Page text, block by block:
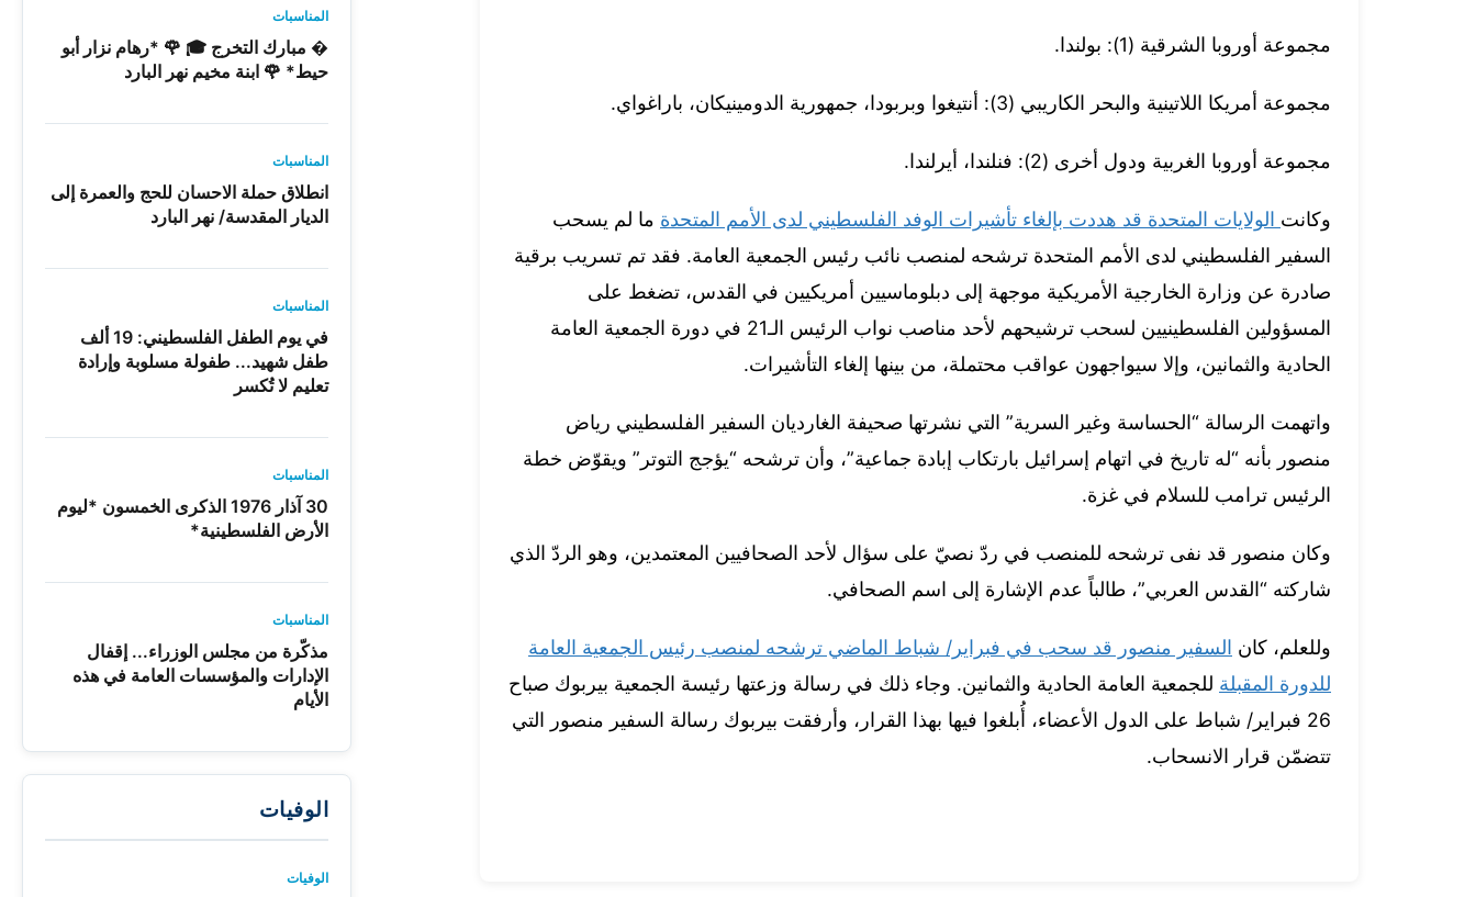
مجموعة أوروبا الشرقية (1): بولندا.
مجموعة أمريكا اللاتينية والبحر الكاريبي (3): أنتيغوا وبربودا، جمهورية الدومينيكان، باراغواي.
مجموعة أوروبا الغربية ودول أخرى (2): فنلندا، أيرلندا.
وكانت الولايات المتحدة قد هددت بإلغاء تأشيرات الوفد الفلسطيني لدى الأمم المتحدة ما لم يسحب
السفير الفلسطيني لدى الأمم المتحدة ترشحه لمنصب نائب رئيس الجمعية العامة. فقد تم تسريب برقية
صادرة عن وزارة الخارجية الأمريكية موجهة إلى دبلوماسيين أمريكيين في القدس، تضغط على
المسؤولين الفلسطينيين لسحب ترشيحهم لأحد مناصب نواب الرئيس الـ21 في دورة الجمعية العامة
الحادية والثمانين، وإلا سيواجهون عواقب محتملة، من بينها إلغاء التأشيرات.
واتهمت الرسالة “الحساسة وغير السرية” التي نشرتها صحيفة الغارديان السفير الفلسطيني رياض
منصور بأنه “له تاريخ في اتهام إسرائيل بارتكاب إبادة جماعية”، وأن ترشحه “يؤجج التوتر” ويقوّض خطة
الرئيس ترامب للسلام في غزة.
وكان منصور قد نفى ترشحه للمنصب في ردّ نصيّ على سؤال لأحد الصحافيين المعتمدين، وهو الردّ الذي
شاركته “القدس العربي”، طالباً عدم الإشارة إلى اسم الصحافي.
وللعلم، كان السفير منصور قد سحب في فبراير/ شباط الماضي ترشحه لمنصب رئيس الجمعية العامة
للدورة المقبلة للجمعية العامة الحادية والثمانين. وجاء ذلك في رسالة وزعتها رئيسة الجمعية بيربوك صباح
26 فبراير/ شباط على الدول الأعضاء، أُبلغوا فيها بهذا القرار، وأرفقت بيربوك رسالة السفير منصور التي
تتضمّن قرار الانسحاب.
المناسبات
� مبارك التخرج 🎓 🌹 *رهام نزار أبو
حيط* 🌹 ابنة مخيم نهر البارد
المناسبات
انطلاق حملة الاحسان للحج والعمرة إلى
الديار المقدسة/ نهر البارد
المناسبات
في يوم الطفل الفلسطيني: 19 ألف
طفل شهيد... طفولة مسلوبة وإرادة
تعليم لا تُكسر
المناسبات
30 آذار 1976 الذكرى الخمسون *ليوم
الأرض الفلسطينية*
المناسبات
مذكّرة من مجلس الوزراء... إقفال
الإدارات والمؤسسات العامة في هذه
الأيام
الوفيات
الوفيات